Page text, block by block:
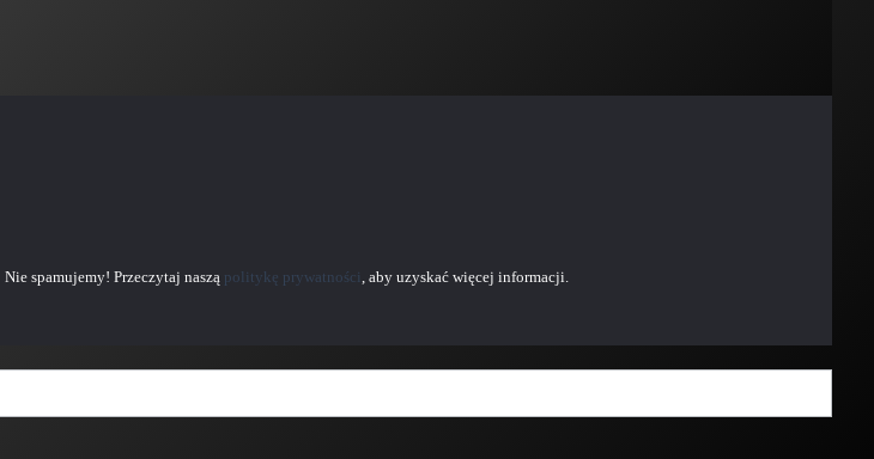
Nie spamujemy! Przeczytaj naszą politykę prywatności, aby uzyskać więcej informacji.